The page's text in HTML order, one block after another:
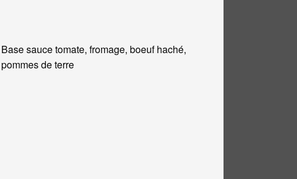
Base sauce tomate, fromage, boeuf haché,
pommes de terre